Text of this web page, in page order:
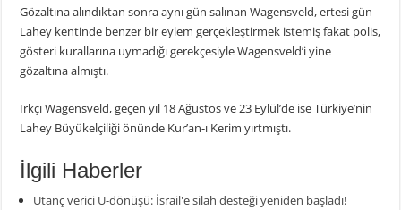
Gözaltına alındıktan sonra aynı gün salınan Wagensveld, ertesi gün
Lahey kentinde benzer bir eylem gerçekleştirmek istemiş fakat polis,
gösteri kurallarına uymadığı gerekçesiyle Wagensveld’i yine
gözaltına almıştı.
Irkçı Wagensveld, geçen yıl 18 Ağustos ve 23 Eylül’de ise Türkiye’nin
Lahey Büyükelçiliği önünde Kur’an-ı Kerim yırtmıştı.
İlgili Haberler
Utanç verici U-dönüşü: İsrail'e silah desteği yeniden başladı!